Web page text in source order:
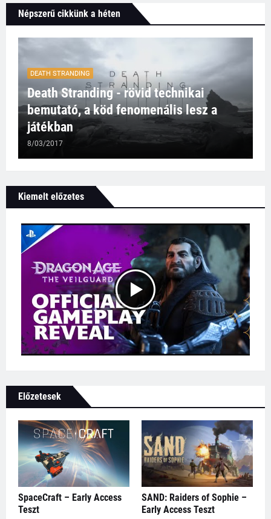
Népszerű cikkünk a héten
DEATH STRANDING
Death Stranding - rövid technikai
bemutató, a köd fenomenális lesz a
játékban
8/03/2017
Kiemelt előzetes
Előzetesek
SpaceCraft – Early Access
Teszt
SAND: Raiders of Sophie –
Early Access Teszt